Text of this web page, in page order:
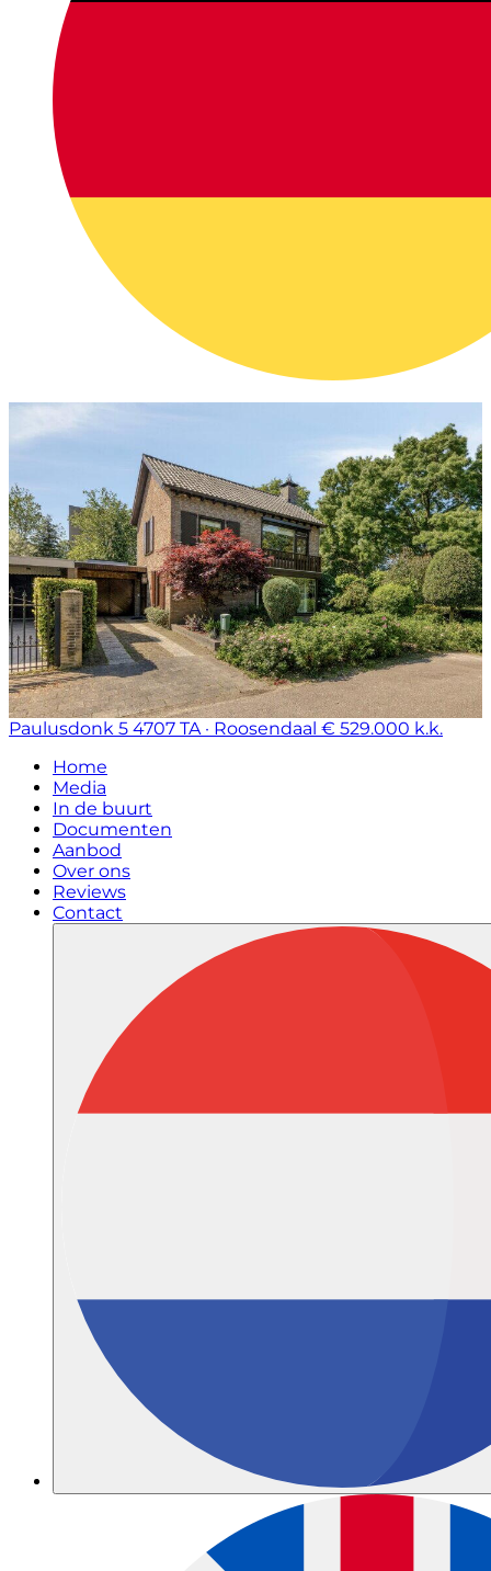
Paulusdonk 5 4707 TA · Roosendaal € 529.000 k.k.
Home
Media
In de buurt
Documenten
Aanbod
Over ons
Reviews
Contact